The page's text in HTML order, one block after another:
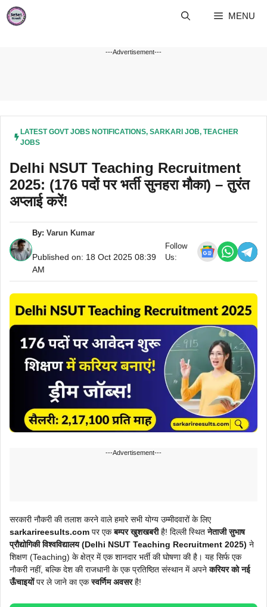
Skip
MENU
---Advertisement---
LATEST GOVT JOBS NOTIFICATIONS, SARKARI JOB, TEACHER
JOBS
Delhi NSUT Teaching Recruitment
2025: (176 पदों पर भर्ती सुनहरा मौका) – तुरंत
अप्लाई करें!
By:Varun Kumar
Published on: 18 Oct 2025 08:39
AM
Follow
Us:
---Advertisement---
सरकारी नौकरी की तलाश करने वाले हमारे सभी योग्य उम्मीदवारों के लिए
sarkarireesults.com पर एकबम्पर खुशखबरीहै! दिल्ली स्थितनेताजी सुभाष
प्रौद्योगिकी विश्वविद्यालय (Delhi NSUT Teaching Recruitment 2025) ने
शिक्षण (Teaching) के क्षेत्र में एक शानदार भर्ती की घोषणा की है। यह सिर्फ एक
नौकरी नहीं, बल्कि देश की राजधानी के एक प्रतिष्ठित संस्थान में अपनेकरियर को नई
ऊँचाइयोंपर ले जाने का एकस्वर्णिम अवसरहै!